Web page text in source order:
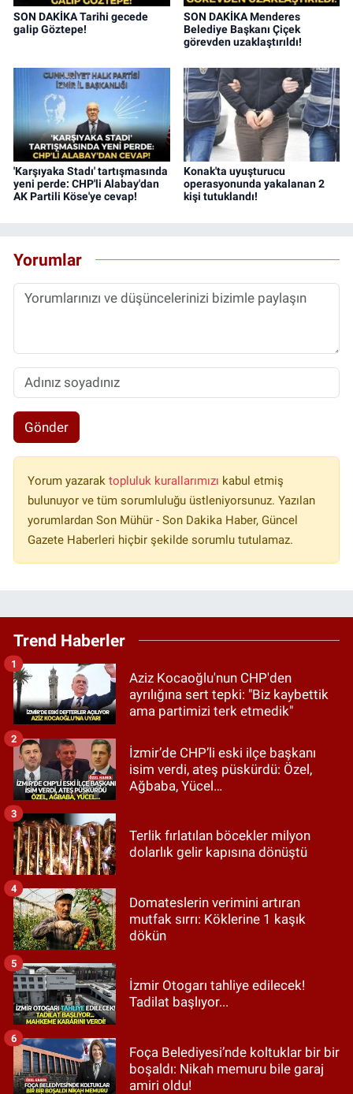
SON DAKİKA Tarihi gecede
galip Göztepe!
SON DAKİKA Menderes
Belediye Başkanı Çiçek
görevden uzaklaştırıldı!
'Karşıyaka Stadı' tartışmasında
yeni perde: CHP'li Alabay'dan
AK Partili Köse'ye cevap!
Konak'ta uyuşturucu
operasyonunda yakalanan 2
kişi tutuklandı!
Yorumlar
Gönder
Yorum yazarak topluluk kurallarımızı kabul etmiş
bulunuyor ve tüm sorumluluğu üstleniyorsunuz. Yazılan
yorumlardan Son Mühür - Son Dakika Haber, Güncel
Gazete Haberleri hiçbir şekilde sorumlu tutulamaz.
Trend Haberler
Aziz Kocaoğlu'nun CHP'den
ayrılığına sert tepki: "Biz kaybettik
ama partimizi terk etmedik"
1
İzmir’de CHP’li eski ilçe başkanı
isim verdi, ateş püskürdü: Özel,
Ağbaba, Yücel…
2
Terlik fırlatılan böcekler milyon
dolarlık gelir kapısına dönüştü
3
Domateslerin verimini artıran
mutfak sırrı: Köklerine 1 kaşık
dökün
4
İzmir Otogarı tahliye edilecek!
Tadilat başlıyor...
5
Foça Belediyesi’nde koltuklar bir bir
boşaldı: Nikah memuru bile garaj
amiri oldu!
6